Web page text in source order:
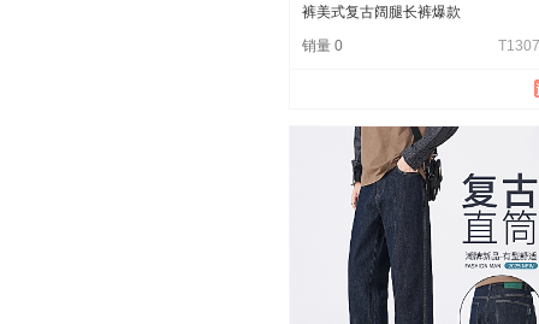
裤美式复古阔腿长裤爆款
销量 0